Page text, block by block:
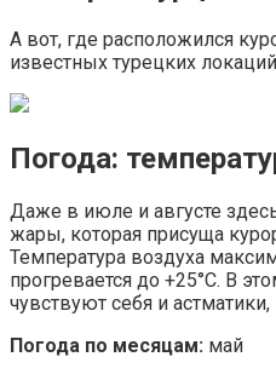
А вот, где расположился
известных турецких
Погода:
Даже в июле и августе
жары, которая присуща
Температура воздуха
прогревается до +25°C. В
чувствуют себя и
Погода по месяцам: май